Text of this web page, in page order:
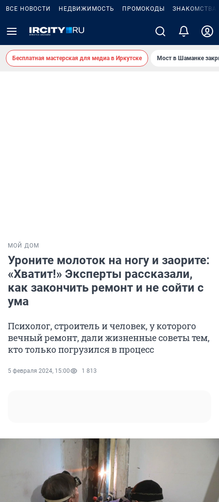
ВСЕ НОВОСТИ НЕДВИЖИМОСТЬ ПРОМОКОДЫ ЗНАКОМСТВА
Бесплатная мастерская для медиа в Иркутске Мост в Шаманке
МОЙ ДОМ
Уроните молоток на ногу и заорите:
«Хватит!» Эксперты рассказали,
как закончить ремонт и не сойти с
ума
Психолог, строитель и человек, у которого
вечный ремонт, дали жизненные советы тем,
кто только погрузился в процесс
5 февраля 2024, 15:00 1 813